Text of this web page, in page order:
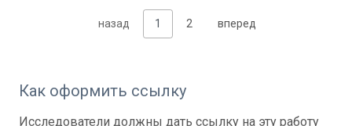
назад 1 2 вперед
Как оформить ссылку
Исследователи должны дать ссылку на эту работу